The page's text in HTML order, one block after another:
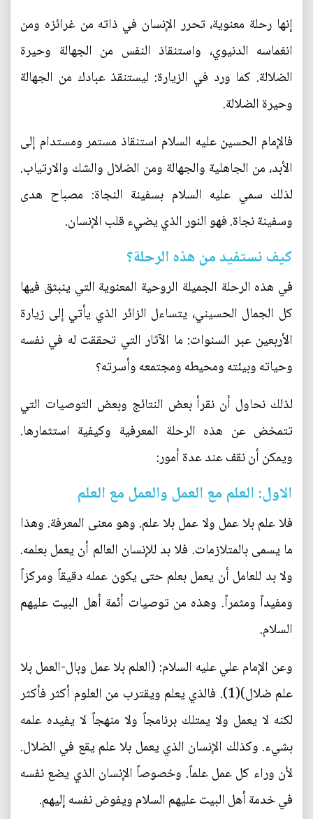
إنها رحلة معنوية، تحرر الإنسان في ذاته من غرائزه ومن
انغماسه الدنيوي، واستنقاذ النفس من الجهالة وحيرة
الضلالة. كما ورد في الزيارة: ليستنقذ عبادك من الجهالة
وحيرة الضلالة.
فالإمام الحسين عليه السلام استنقاذ مستمر ومستدام إلى
الأبد، من الجاهلية والجهالة ومن الضلال والشك والارتياب.
لذلك سمي عليه السلام بسفينة النجاة: مصباح هدى
وسفينة نجاة. فهو النور الذي يضيء قلب الإنسان.
كيف نستفيد من هذه الرحلة؟
في هذه الرحلة الجميلة الروحية المعنوية التي ينبثق فيها
كل الجمال الحسيني، يتساءل الزائر الذي يأتي إلى زيارة
الأربعين عبر السنوات: ما الآثار التي تحققت له في نفسه
وحياته وبيئته ومحيطه ومجتمعه وأسرته؟
لذلك نحاول أن نقرأ بعض النتائج وبعض التوصيات التي
تتمخض عن هذه الرحلة المعرفية وكيفية استثمارها.
ويمكن أن نقف عند عدة أمور:
الاول: العلم مع العمل والعمل مع العلم
فلا علم بلا عمل ولا عمل بلا علم. وهو معنى المعرفة. وهذا
ما يسمى بالمتلازمات. فلا بد للإنسان العالم أن يعمل بعلمه.
ولا بد للعامل أن يعمل بعلم حتى يكون عمله دقيقاً ومركزاً
ومفيداً ومثمراً. وهذه من توصيات أئمة أهل البيت عليهم
السلام.
وعن الإمام علي عليه السلام: (العلم بلا عمل وبال-العمل بلا
علم ضلال)(1). فالذي يعلم ويقترب من العلوم أكثر فأكثر
لكنه لا يعمل ولا يمتلك برنامجاً ولا منهجاً لا يفيده علمه
بشيء. وكذلك الإنسان الذي يعمل بلا علم يقع في الضلال.
لأن وراء كل عمل علماً. وخصوصاً الإنسان الذي يضع نفسه
في خدمة أهل البيت عليهم السلام ويفوض نفسه إليهم.